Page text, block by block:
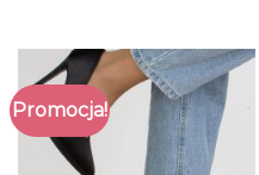
Promocja!